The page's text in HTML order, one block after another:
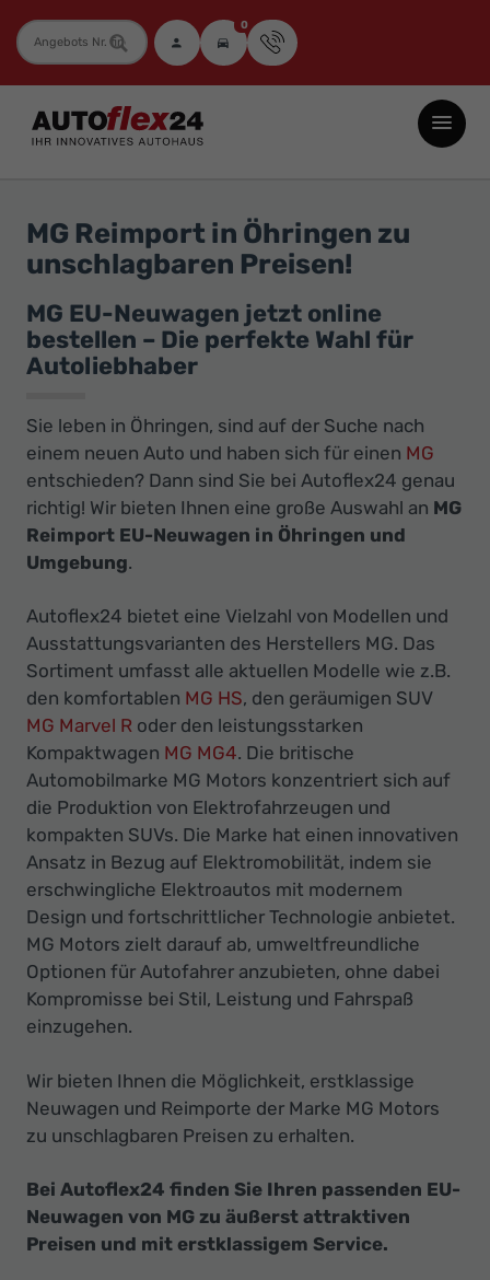
Fahrzeugnummer 0
Autoflex24
GmbH
Neuwagen
Jahreswagen
und
Gebrauchtwagen
zu
Preisen
-
Ihr
Innovatives
Autohaus
MG Reimport in Öhringen zu
unschlagbaren Preisen!
MG EU-Neuwagen jetzt online
bestellen – Die perfekte Wahl für
Autoliebhaber
Sie leben in Öhringen, sind auf der Suche nach
einem neuen Auto und haben sich für einen MG
entschieden? Dann sind Sie bei Autoflex24 genau
richtig! Wir bieten Ihnen eine große Auswahl an MG
Reimport EU-Neuwagen in Öhringen und
Umgebung.
Autoflex24 bietet eine Vielzahl von Modellen und
Ausstattungsvarianten des Herstellers MG. Das
Sortiment umfasst alle aktuellen Modelle wie z.B.
den komfortablen MG HS, den geräumigen SUV
MG Marvel R oder den leistungsstarken
Kompaktwagen MG MG4. Die britische
Automobilmarke MG Motors konzentriert sich auf
die Produktion von Elektrofahrzeugen und
kompakten SUVs. Die Marke hat einen innovativen
Ansatz in Bezug auf Elektromobilität, indem sie
erschwingliche Elektroautos mit modernem
Design und fortschrittlicher Technologie anbietet.
MG Motors zielt darauf ab, umweltfreundliche
Optionen für Autofahrer anzubieten, ohne dabei
Kompromisse bei Stil, Leistung und Fahrspaß
einzugehen.
Wir bieten Ihnen die Möglichkeit, erstklassige
Neuwagen und Reimporte der Marke MG Motors
zu unschlagbaren Preisen zu erhalten.
Bei Autoflex24 finden Sie Ihren passenden EU-
Neuwagen von MG zu äußerst attraktiven
Preisen und mit erstklassigem Service.